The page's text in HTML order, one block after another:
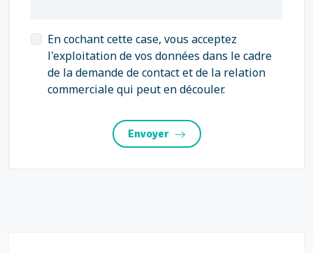
En cochant cette case, vous acceptez
l'exploitation de vos données dans le cadre
de la demande de contact et de la relation
commerciale qui peut en découler.
Envoyer